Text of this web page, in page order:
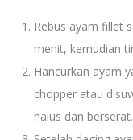
Rebus ayam fillet
menit, kemudian
Hancurkan ayam
chopper atau
halus dan